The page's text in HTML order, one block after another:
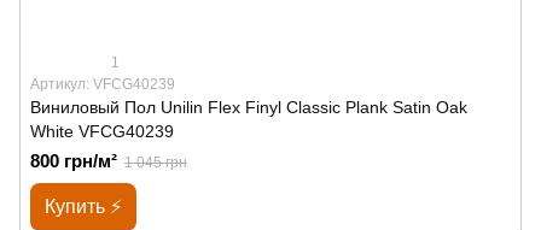
1
Артикул: VFCG40239
Виниловый Пол Unilin Flex Finyl Classic Plank Satin Oak
White VFCG40239
800 грн/м² 1 045 грн
Купить ⚡